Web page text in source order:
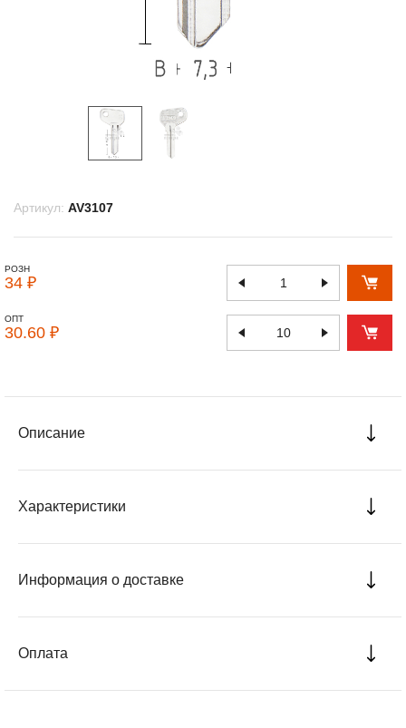
Артикул: AV3107
РОЗН
34 ₽
ОПТ
30.60 ₽
Описание
Характеристики
Информация о доставке
Оплата